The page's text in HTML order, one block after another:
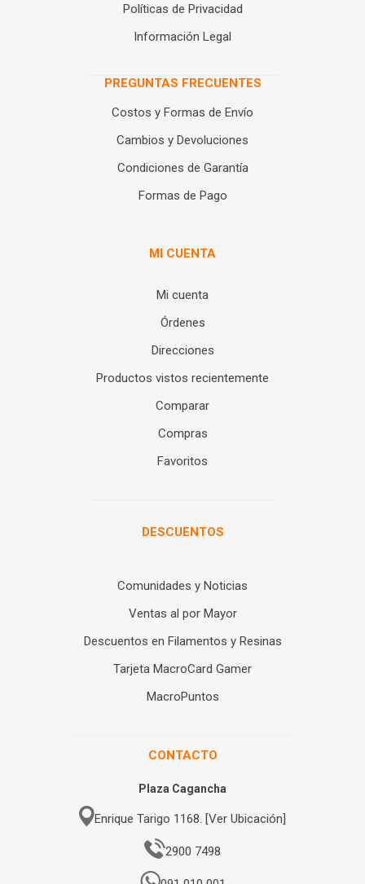
Políticas de Privacidad
Información Legal
PREGUNTAS FRECUENTES
Costos y Formas de Envío
Cambios y Devoluciones
Condiciones de Garantía
Formas de Pago
MI CUENTA
Mi cuenta
Órdenes
Direcciones
Productos vistos recientemente
Comparar
Compras
Favoritos
DESCUENTOS
Comunidades y Noticias
Ventas al por Mayor
Descuentos en Filamentos y Resinas
Tarjeta MacroCard Gamer
MacroPuntos
CONTACTO
Plaza Cagancha
Enrique Tarigo 1168. [Ver Ubicación]
2900 7498